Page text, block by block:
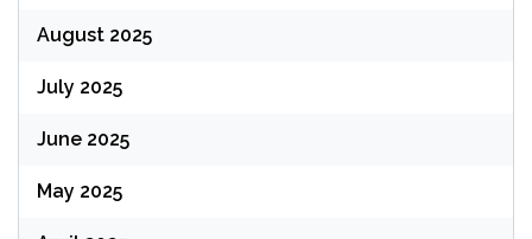
August 2025
July 2025
June 2025
May 2025